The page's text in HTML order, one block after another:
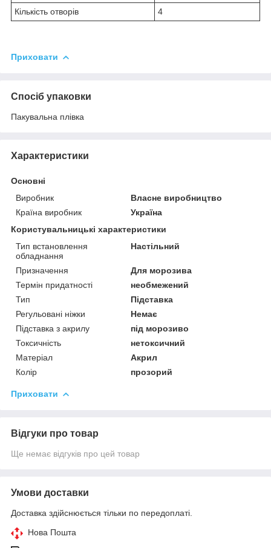
Кількість отворів
4
Приховати
Спосіб упаковки
Пакувальна плівка
Характеристики
Основні
Виробник
Власне виробництво
Країна виробник
Україна
Користувальницькі характеристики
Тип встановлення
обладнання
Настільний
Призначення
Для морозива
Термін придатності
необмежений
Тип
Підставка
Регульовані ніжки
Немає
Підставка з акрилу
під морозиво
Токсичність
нетоксичний
Матеріал
Акрил
Колір
прозорий
Приховати
Відгуки про товар
Ще немає відгуків про цей товар
Умови доставки
Доставка здійснюється тільки по передоплаті.
Нова Пошта